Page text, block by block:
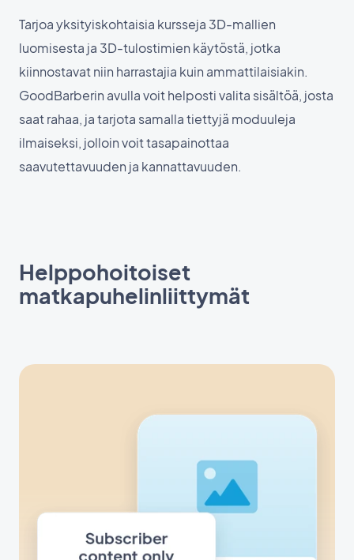
Tarjoa yksityiskohtaisia kursseja 3D-mallien
luomisesta ja 3D-tulostimien käytöstä, jotka
kiinnostavat niin harrastajia kuin ammattilaisiakin.
GoodBarberin avulla voit helposti valita sisältöä, josta
saat rahaa, ja tarjota samalla tiettyjä moduuleja
ilmaiseksi, jolloin voit tasapainottaa
saavutettavuuden ja kannattavuuden.
Helppohoitoiset
matkapuhelinliittymät